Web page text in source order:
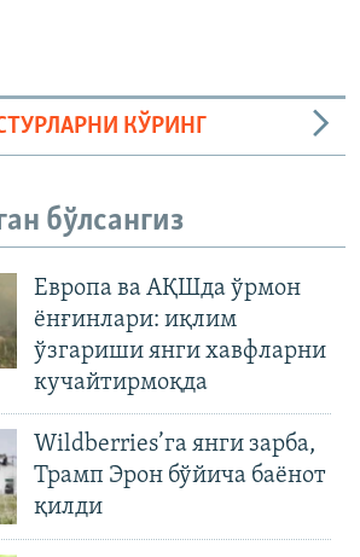
КЎРИНГ
бўлсангиз
Европа ва АҚШда ўрмон
ёнғинлари: иқлим
ўзгариши янги хавфларни
кучайтирмоқда
Wildberries’га янги зарба,
Трамп Эрон бўйича баёнот
қилди